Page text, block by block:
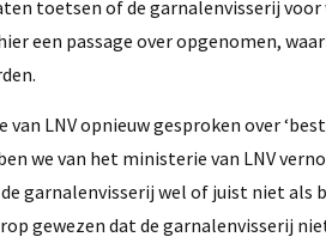
toetsen of de garnalenvisserij
een passage over opgenomen,
LNV opnieuw gesproken over
we van het ministerie van LNV
garnalenvisserij wel of juist niet als
gewezen dat de garnalenvisserij